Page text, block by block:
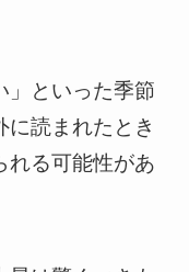
」といった季節
に読まれたとき
れる可能性があ